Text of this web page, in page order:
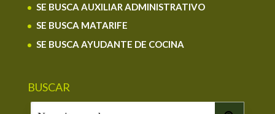
SE BUSCA AUXILIAR ADMINISTRATIVO
SE BUSCA MATARIFE
SE BUSCA AYUDANTE DE COCINA
BUSCAR